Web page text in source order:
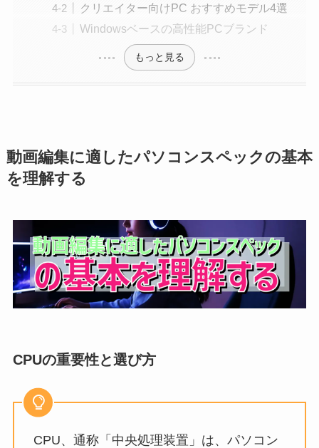
クリエイター向けPC おすすめモデル4選
Windowsベースの高性能PCブランド
もっと見る
動画編集に適したパソコンスペックの基本
を理解する
CPUの重要性と選び方
CPU、通称「中央処理装置」は、パソコン